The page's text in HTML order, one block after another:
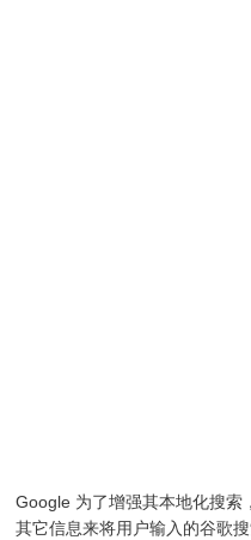
Google 为了增强其本地化搜索
其它信息来将用户输入的谷歌